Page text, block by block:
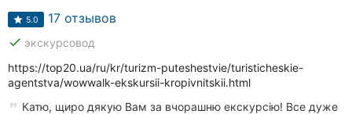
5.0 17 отзывов
done экскурсовод
https://top20.ua/ru/kr/turizm-puteshestvie/turisticheskie-
agentstva/wowwalk-ekskursii-kropivnitskii.html
Катю, щиро дякую Вам за вчорашню екскурсію! Все дуже